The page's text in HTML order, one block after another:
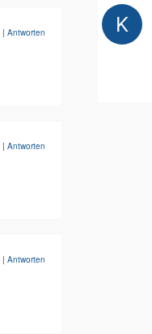
| Antworten
| Antworten
| Antworten